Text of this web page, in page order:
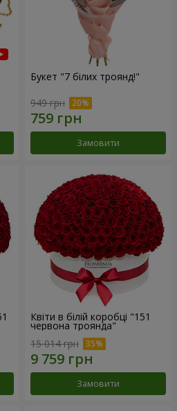
Букет "7 білих троянд!"
949 грн
Замовити
Квіти в білій коробці "151
червона троянда"
15 014 грн
Замовити